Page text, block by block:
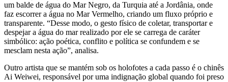
um balde de água do Mar Negro, da Turquia até a Jordânia, onde
faz escorrer a água no Mar Vermelho, criando um fluxo próprio e
transparente. “Desse modo, o gesto físico de coletar, transportar e
despejar a água do mar realizado por ele se carrega de caráter
simbólico: ação poética, conflito e política se confundem e se
mesclam nesta ação”, analisa.
Outro artista que se mantém sob os holofotes a cada passo é o chinês
Ai Weiwei, responsável por uma indignação global quando foi preso